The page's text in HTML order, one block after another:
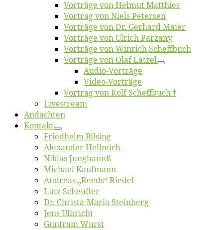
Vor­trä­ge von Hel­mut Matthies
Vor­trag von Niels Petersen
Vor­trä­ge von Dr. Ger­hard Maier
Vor­trä­ge von Ul­rich Parzany
Vor­trä­ge von Win­rich Scheffbuch
Vor­trä­ge von Olaf Latzel
Au­dio-Vor­trä­ge
Vi­deo-Vor­trä­ge
Vor­trag von Rolf Scheffbuch †
Live­stream
An­dach­ten
Kon­takt
Fried­helm Bilsing
Alex­an­der Hellmich
Ni­klas Junghannß
Mi­cha­el Kaufmann
An­dre­as „Reeds“ Riedel
Lutz Scheuf­ler
Dr. Chris­­ta-Ma­ria Steinberg
Jens Ulb­richt
Gun­tram Wurst